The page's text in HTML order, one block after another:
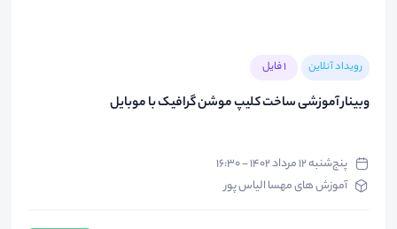
رویداد آنلاین 1 فایل
وبینار آموزشی ساخت کلیپ موشن گرافیک با موبایل
پنج‌شنبه ۱۲ مرداد ۱۴۰۲ - ۱۶:۳۰
آموزش های مهسا الیاس پور